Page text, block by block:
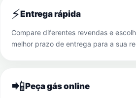
⚡Entrega rápida
Compare diferentes revendas e
melhor prazo de entrega para a sua
📲Peça gás online